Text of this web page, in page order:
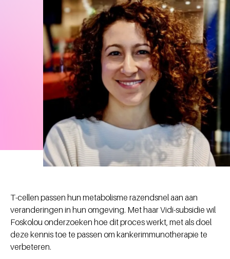
T-cellen passen hun metabolisme razendsnel aan aan
veranderingen in hun omgeving. Met haar Vidi-subsidie wil
Foskolou onderzoeken hoe dit proces werkt, met als doel
deze kennis toe te passen om kankerimmunotherapie te
verbeteren.